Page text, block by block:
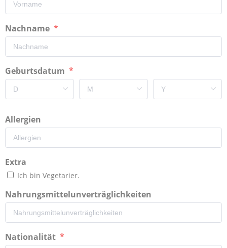
Nachname
Geburtsdatum
Allergien
Extra
Ich bin Vegetarier.
Nahrungsmittelunverträglichkeiten
Nationalität